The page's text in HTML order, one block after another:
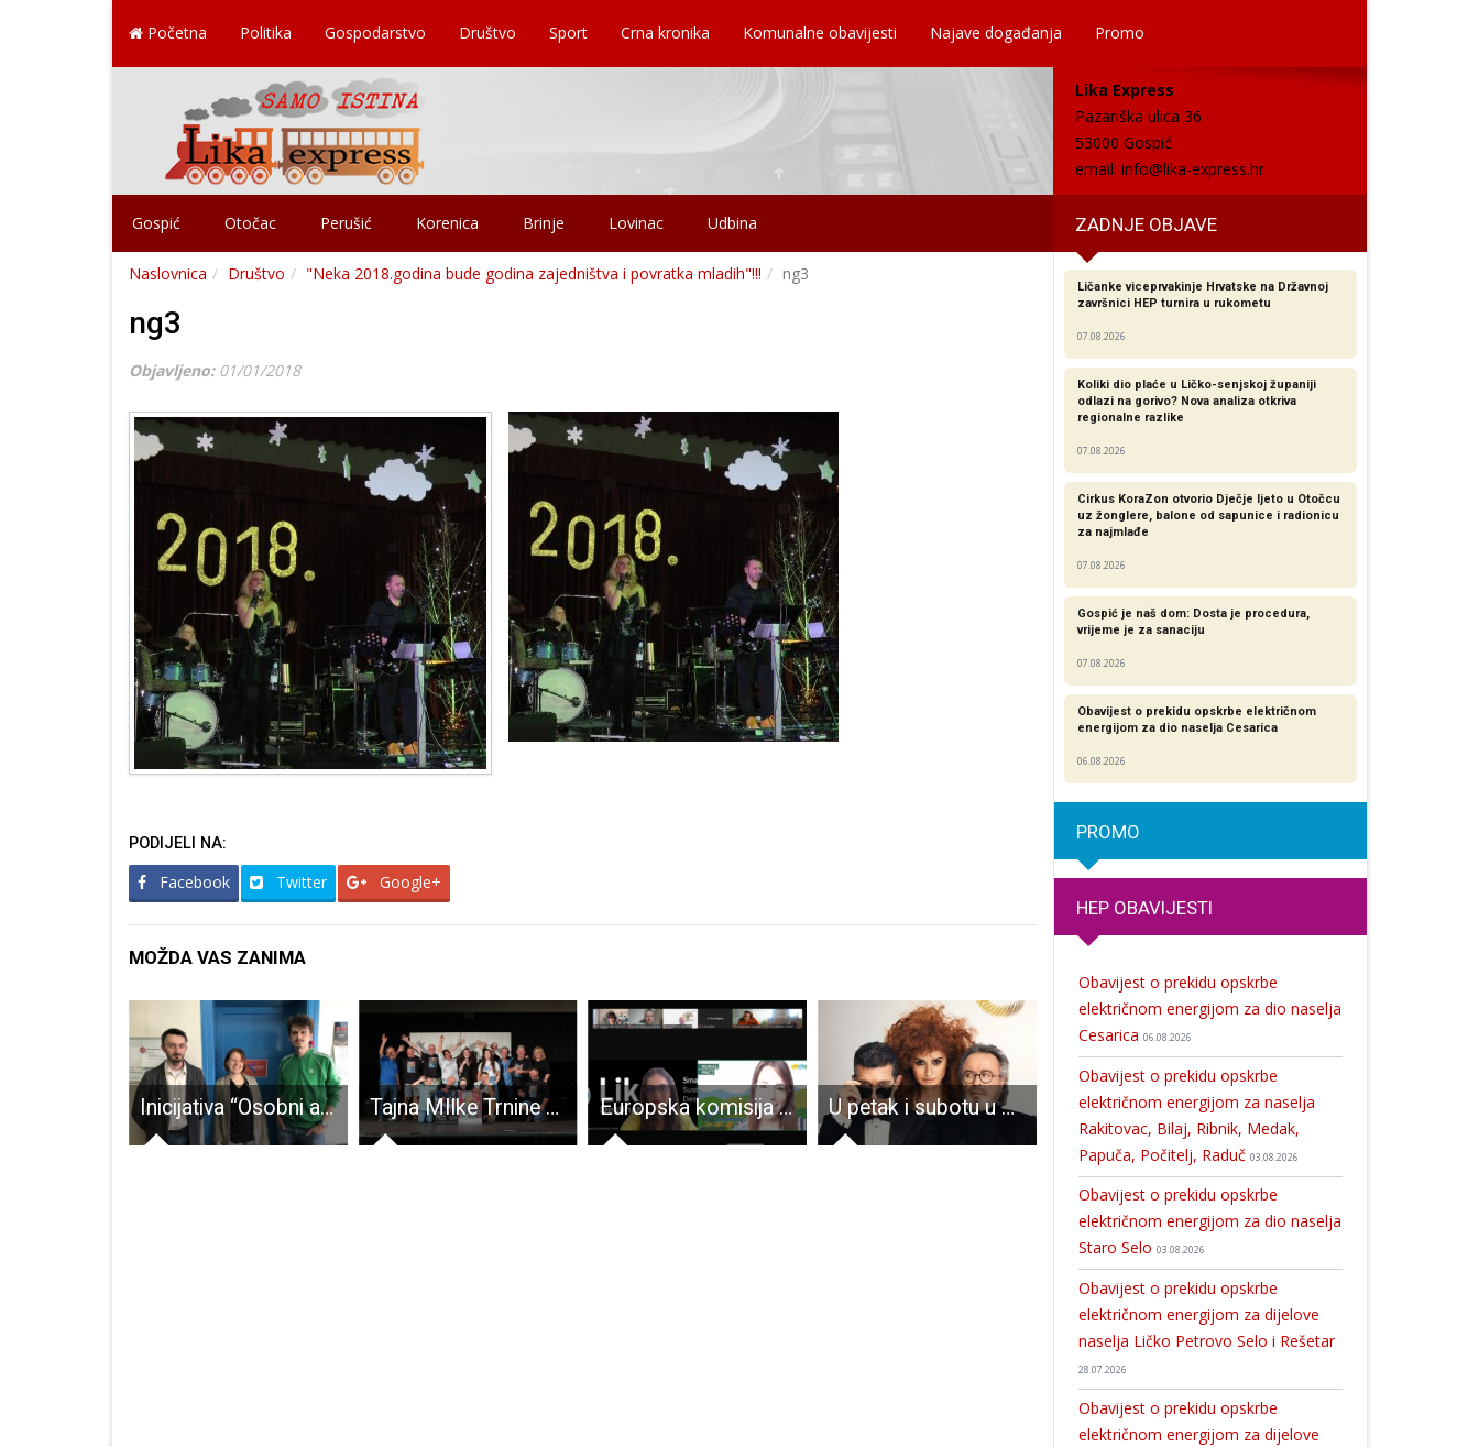
Početna Politika Gospodarstvo Društvo Sport Crna kronika Komunalne obavijesti Najave događanja Promo
Lika Express
Pazariška ulica 36
53000 Gospić
email: info@lika-express.hr
Gospić Otočac Perušić Korenica Brinje Lovinac Udbina ZADNJE OBJAVE
Naslovnica Društvo "Neka 2018.godina bude godina zajedništva i povratka mladih"!!! ng3
ng3
Objavljeno: 01/01/2018
PODIJELI NA:
Facebook Twitter Google+
MOŽDA VAS ZANIMA
Inicijativa “Osobni asistenti zajedno” uoči Praznika rada: Naše zanimanje nije prepoznato, a rad podcijenjen i potplaćen! Tajna MIlke Trnine na Plitvičkim jezerima i u Zaboku Europska komisija odabrala Lika Destination kao inspirativan primjer održivog razvoja destinacije U petak i subotu u kinu Korzo “Ego protiv ega”! Šest hrvača Gospića iz Slatine se vraća s pet medalja!!!
Ličanke viceprvakinje Hrvatske na Državnoj
završnici HEP turnira u rukometu
07.08.2026
Koliki dio plaće u Ličko-senjskoj županiji
odlazi na gorivo? Nova analiza otkriva
regionalne razlike​
07.08.2026
Cirkus KoraZon otvorio Dječje ljeto u Otočcu
uz žonglere, balone od sapunice i radionicu
za najmlađe
07.08.2026
Gospić je naš dom: Dosta je procedura,
vrijeme je za sanaciju
07.08.2026
Obavijest o prekidu opskrbe električnom
energijom za dio naselja Cesarica
06.08.2026
PROMO
HEP OBAVIJESTI
Obavijest o prekidu opskrbe
električnom energijom za dio naselja
Cesarica 06.08.2026
Obavijest o prekidu opskrbe
električnom energijom za naselja
Rakitovac, Bilaj, Ribnik, Medak,
Papuča, Počitelj, Raduč 03.08.2026
Obavijest o prekidu opskrbe
električnom energijom za dio naselja
Staro Selo 03.08.2026
Obavijest o prekidu opskrbe
električnom energijom za dijelove
naselja Ličko Petrovo Selo i Rešetar
28.07.2026
Obavijest o prekidu opskrbe
električnom energijom za dijelove